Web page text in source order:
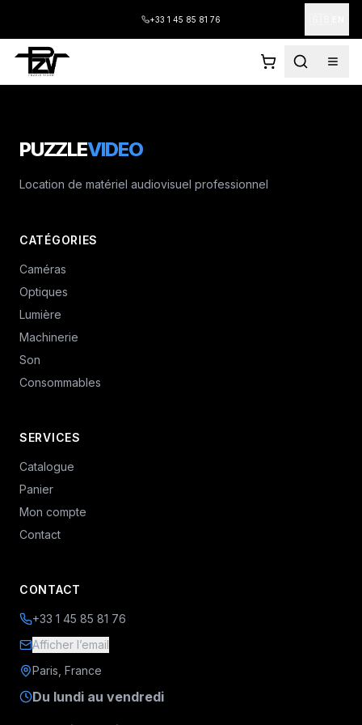
+33 1 45 85 81 76
PUZZLEVIDEO
Location de matériel audiovisuel professionnel
CATÉGORIES
Caméras
Optiques
Lumière
Machinerie
Son
Consommables
SERVICES
Catalogue
Panier
Mon compte
Contact
CONTACT
+33 1 45 85 81 76
Afficher l’email
Paris, France
Du lundi au vendredi